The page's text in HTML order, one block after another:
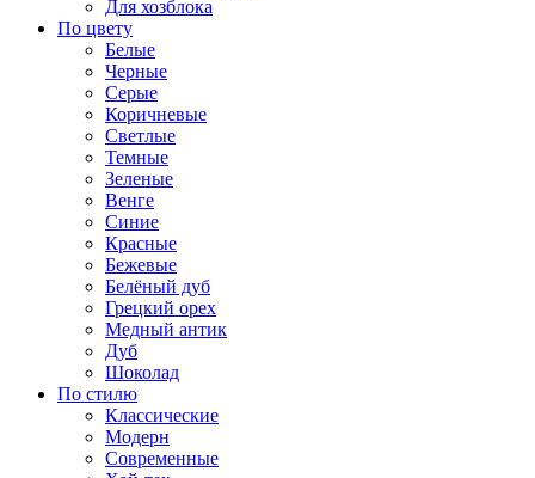
Для хозблока
По цвету
Белые
Черные
Серые
Коричневые
Светлые
Темные
Зеленые
Венге
Синие
Красные
Бежевые
Белёный дуб
Грецкий орех
Медный антик
Дуб
Шоколад
По стилю
Классические
Модерн
Современные